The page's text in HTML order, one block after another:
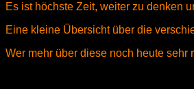
Es ist höchste Zeit, weiter zu denken
Eine kleine Übersicht über die
Wer mehr über diese noch heute sehr